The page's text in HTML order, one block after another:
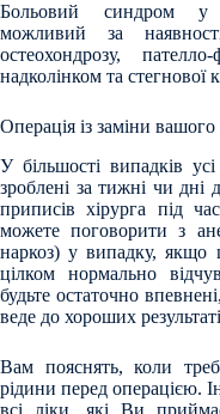
Больовий синдром у
можливий за
остеохондрозу,
надколінком та стегнової
Операція із заміни вашого
У більшості випадків
зроблені за тижні чи дні
приписів хірурга під
можете поговорити з
наркоз) у випадку, якщо
цілком нормально
будьте остаточно
веде до хороших
Вам пояснять, коли
рідини перед операцією.
всі ліки, які Ви